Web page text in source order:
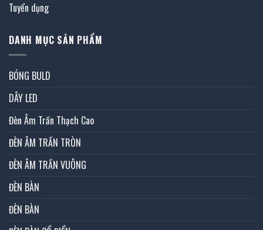
Tuyển dụng
DANH MỤC SẢN PHẨM
BÓNG BULD
DÂY LED
Đèn Âm Trần Thạch Cao
ĐÈN ÂM TRẦN TRÒN
ĐÈN ÂM TRẦN VUÔNG
ĐÈN BÀN
ĐÈN BÀN